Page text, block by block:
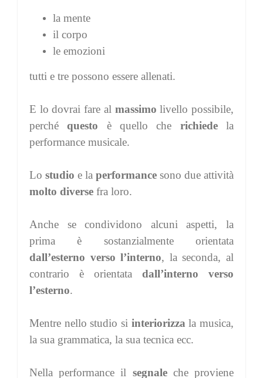
la mente
il corpo
le emozioni
tutti e tre possono essere allenati.
E lo dovrai fare al massimo livello possibile,
perchéquesto è quello che richiedela
performance musicale.
Lo studio e la performance sono due attività
molto diverse fra loro.
Anche se condividono alcuni aspetti, la
prima è sostanzialmente orientata
dall’esterno verso l’interno, la seconda, al
contrario è orientata dall’interno verso
l’esterno.
Mentre nello studio si interiorizza la musica,
la sua grammatica, la sua tecnica ecc.
Nella performance il segnaleche proviene